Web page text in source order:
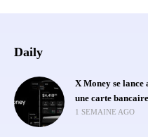
Daily
X Money se lance
une carte bancaire
1 SEMAINE AGO